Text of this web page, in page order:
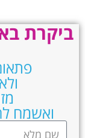
ביקרת
ואשמח